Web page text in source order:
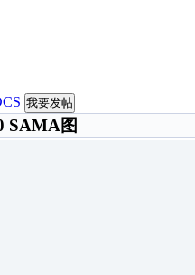
我要发帖
SAMA图